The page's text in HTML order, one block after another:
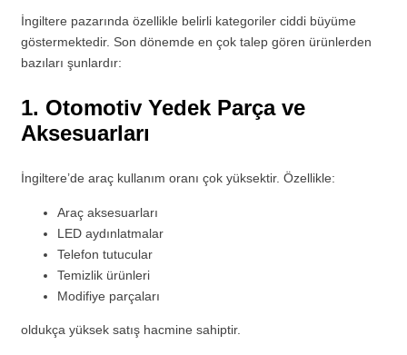
İngiltere pazarında özellikle belirli kategoriler ciddi büyüme
göstermektedir. Son dönemde en çok talep gören ürünlerden
bazıları şunlardır:
1. Otomotiv Yedek Parça ve
Aksesuarları
İngiltere’de araç kullanım oranı çok yüksektir. Özellikle:
Araç aksesuarları
LED aydınlatmalar
Telefon tutucular
Temizlik ürünleri
Modifiye parçaları
oldukça yüksek satış hacmine sahiptir.